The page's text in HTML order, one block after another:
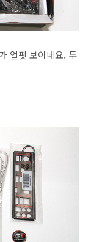
얼핏 보이네요. 두